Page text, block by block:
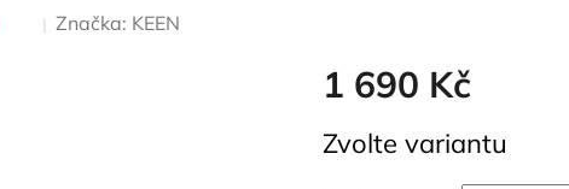
Značka: KEEN
1 690 Kč
cena:
Zvolte variantu